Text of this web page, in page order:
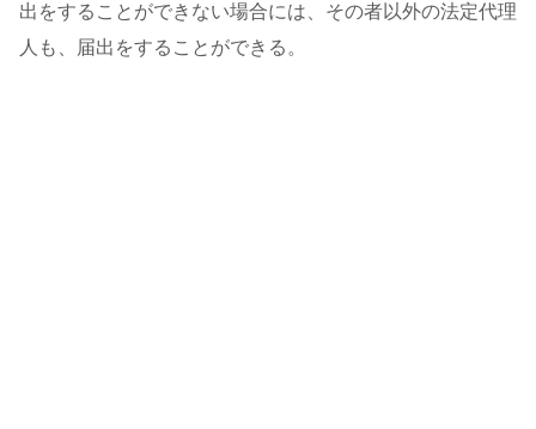
出をすることができない場合には、その者以外の法定代理
人も、届出をすることができる。